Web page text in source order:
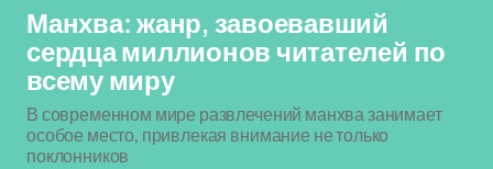
Манхва: жанр, завоевавший
сердца миллионов читателей по
всему миру
В современном мире развлечений манхва занимает
особое место, привлекая внимание не только
поклонников